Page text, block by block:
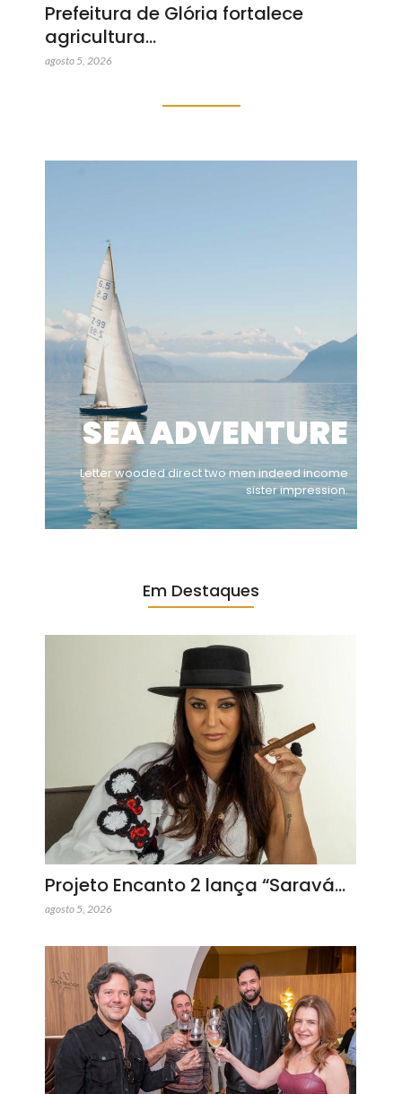
Prefeitura de Glória fortalece
agricultura…
agosto 5, 2026
SEA ADVENTURE
Letter wooded direct two men indeed income
sister impression.
Em Destaques
Projeto Encanto 2 lança “Saravá…
agosto 5, 2026